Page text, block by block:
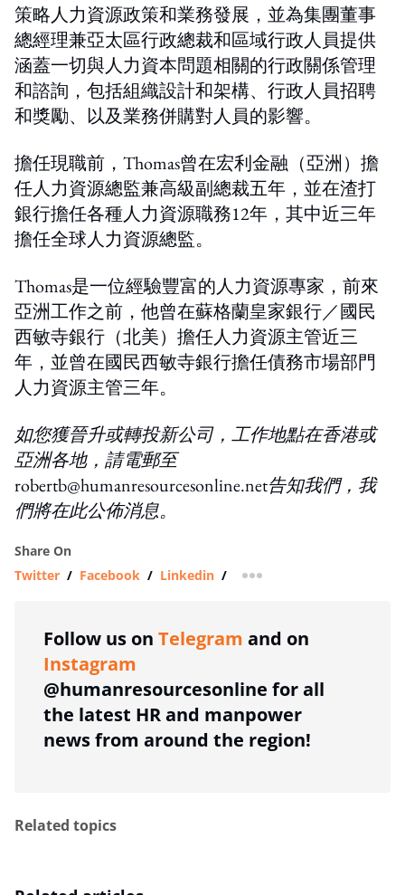
策略人力資源政策和業務發展，並為集團董事
總經理兼亞太區行政總裁和區域行政人員提供
涵蓋一切與人力資本問題相關的行政關係管理
和諮詢，包括組織設計和架構、行政人員招聘
和獎勵、以及業務併購對人員的影響。
擔任現職前，Thomas曾在宏利金融（亞洲）擔
任人力資源總監兼高級副總裁五年，並在渣打
銀行擔任各種人力資源職務12年，其中近三年
擔任全球人力資源總監。
Thomas是一位經驗豐富的人力資源專家，前來
亞洲工作之前，他曾在蘇格蘭皇家銀行／國民
西敏寺銀行（北美）擔任人力資源主管近三
年，並曾在國民西敏寺銀行擔任債務市場部門
人力資源主管三年。
如您獲晉升或轉投新公司，工作地點在香港或
亞洲各地，請電郵至
robertb@humanresourcesonline.net告知我們，我
們將在此公佈消息。
Share On
Twitter / Facebook / Linkedin / more sharing option
Follow us on Telegram and on
Instagram
@humanresourcesonline for all
the latest HR and manpower
news from around the region!
Related topics